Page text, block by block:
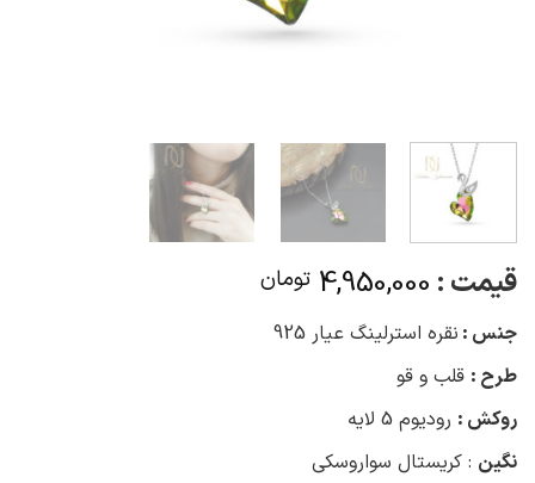
قیمت : 4,950,000 تومان
جنس : نقره استرلینگ عیار 925
طرح : قلب و قو
روکش : رودیوم 5 لایه
نگین : کریستال سواروسکی